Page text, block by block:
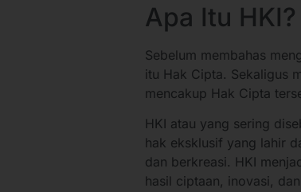
Apa Itu HKI?
Sebelum membahas
itu Hak Cipta. Sekaligus
mencakup Hak Cipta
HKI atau yang sering
hak eksklusif yang lahir
dan berkreasi. HKI
hasil ciptaan, inovasi,